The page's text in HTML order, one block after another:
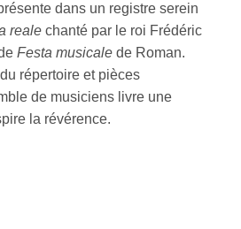
dans un registre serein
reale chanté par le roi Frédéric
Festa musicale de Roman.
répertoire et pièces
de musiciens livre une
la révérence.